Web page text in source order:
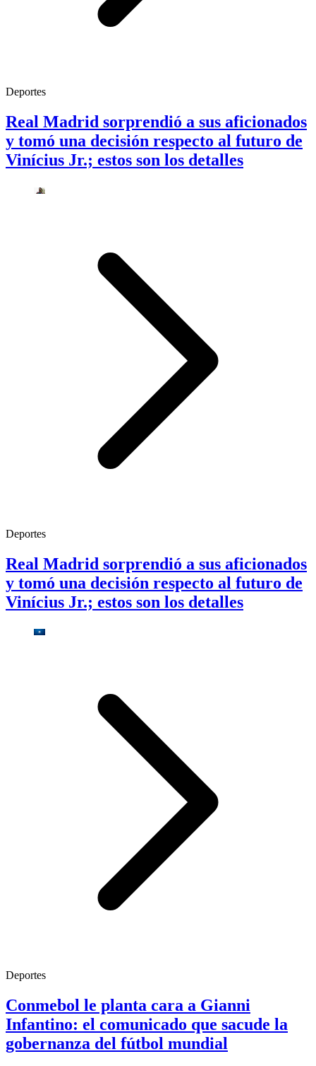
Deportes
Real Madrid sorprendió a sus aficionados
y tomó una decisión respecto al futuro de
Vinícius Jr.; estos son los detalles
Deportes
Real Madrid sorprendió a sus aficionados
y tomó una decisión respecto al futuro de
Vinícius Jr.; estos son los detalles
Deportes
Conmebol le planta cara a Gianni
Infantino: el comunicado que sacude la
gobernanza del fútbol mundial